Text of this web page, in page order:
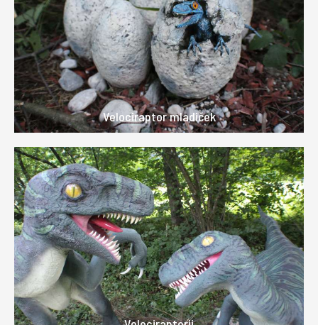
Velociraptor mladiček